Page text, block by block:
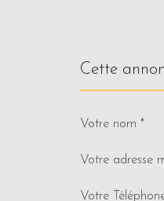
cette
Votre nom *
Votre adresse
Votre